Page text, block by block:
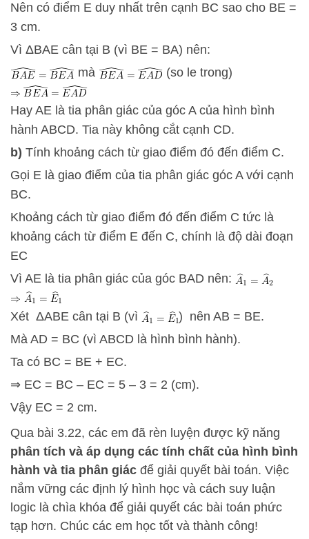
Nên có điểm E duy nhất trên cạnh BC sao cho BE =
3 cm.
Vì ΔBAE cân tại B (vì BE = BA) nên:
mà
(so le trong)
Hay AE là tia phân giác của góc A của hình bình
hành ABCD. Tia này không cắt cạnh CD.
b) Tính khoảng cách từ giao điểm đó đến điểm C.
Gọi E là giao điểm của tia phân giác góc A với cạnh
BC.
Khoảng cách từ giao điểm đó đến điểm C tức là
khoảng cách từ điểm E đến C, chính là độ dài đoạn
EC
Vì AE là tia phân giác của góc BAD nên:
Xét ΔABE cân tại B (vì
) nên AB = BE.
Mà AD = BC (vì ABCD là hình bình hành).
Ta có BC = BE + EC.
⇒ EC = BC – EC = 5 – 3 = 2 (cm).
Vậy EC = 2 cm.
Qua bài 3.22, các em đã rèn luyện được kỹ năng
phân tích và áp dụng các tính chất của hình bình
hành và tia phân giác để giải quyết bài toán. Việc
nắm vững các định lý hình học và cách suy luận
logic là chìa khóa để giải quyết các bài toán phức
tạp hơn. Chúc các em học tốt và thành công!